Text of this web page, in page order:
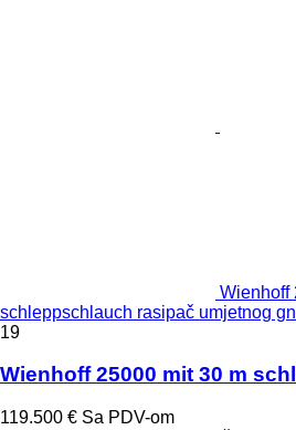
Wienhoff
schleppschlauch rasipač umjetnog
19
Wienhoff 25000 mit 30 m
119.500 € Sa PDV-om